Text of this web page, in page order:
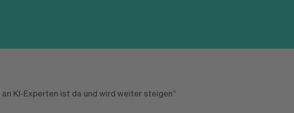
an KI-Experten ist da und wird weiter steigen“